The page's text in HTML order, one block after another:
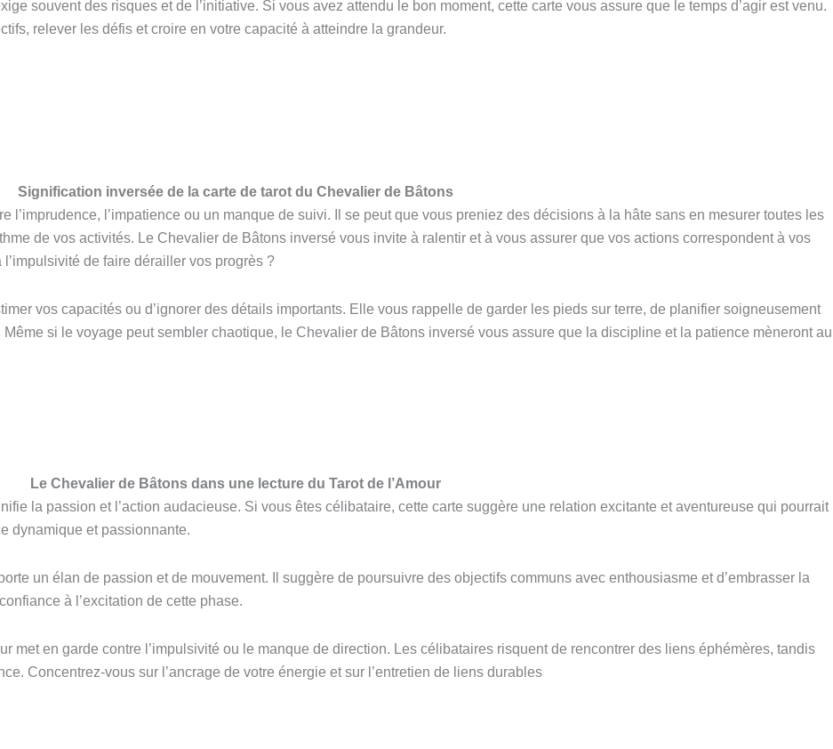
souvent des risques et de l’initiative. Si vous avez attendu le bon moment, cette carte vous assure que le temps d’agir est venu.
relever les défis et croire en votre capacité à atteindre la grandeur.
Signification inversée de la carte de tarot du Chevalier de Bâtons
l’imprudence, l’impatience ou un manque de suivi. Il se peut que vous preniez des décisions à la hâte sans en mesurer toutes les
de vos activités. Le Chevalier de Bâtons inversé vous invite à ralentir et à vous assurer que vos actions correspondent à vos
de faire dérailler vos progrès ?
vos capacités ou d’ignorer des détails importants. Elle vous rappelle de garder les pieds sur terre, de planifier soigneusement
si le voyage peut sembler chaotique, le Chevalier de Bâtons inversé vous assure que la discipline et la patience mèneront au
Le Chevalier de Bâtons dans une lecture du Tarot de l’Amour
la passion et l’action audacieuse. Si vous êtes célibataire, cette carte suggère une relation excitante et aventureuse qui pourrait
dynamique et passionnante.
un élan de passion et de mouvement. Il suggère de poursuivre des objectifs communs avec enthousiasme et d’embrasser la
à l’excitation de cette phase.
met en garde contre l’impulsivité ou le manque de direction. Les célibataires risquent de rencontrer des liens éphémères, tandis
Concentrez-vous sur l’ancrage de votre énergie et sur l’entretien de liens durables